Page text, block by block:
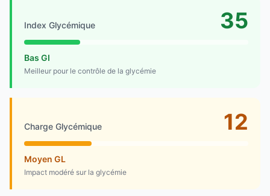
Index Glycémique 35
Bas GI
Meilleur pour le contrôle de la glycémie
Charge Glycémique 12
Moyen GL
Impact modéré sur la glycémie